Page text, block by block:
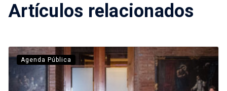
Artículos relacionados
Agenda Pública